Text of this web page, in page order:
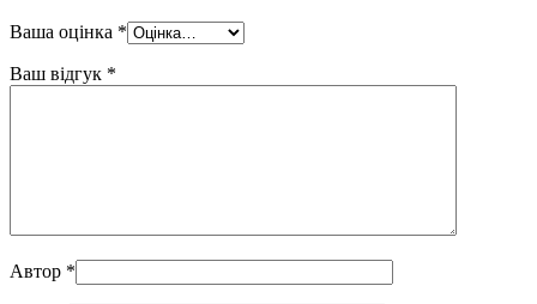
Ваша оцінка *
Ваш відгук *
Автор *